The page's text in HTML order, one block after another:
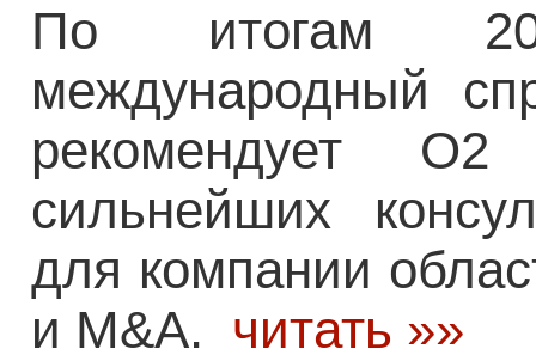
По итогам
международный
рекомендует
сильнейших
для компании
и M&A. читать »»